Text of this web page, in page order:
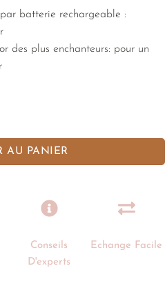
batterie rechargeable :
des plus enchanteurs: pour un
AU PANIER
Conseils
D'experts
Echange Facile